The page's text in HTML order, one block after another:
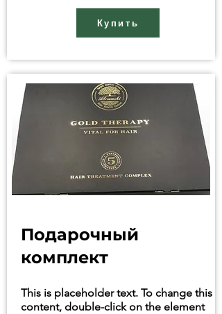
Купить
Подарочный
комплект
This is placeholder text. To change this
content, double-click on the element